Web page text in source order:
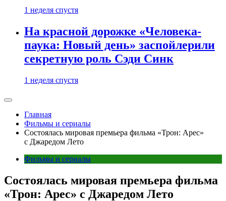
1 неделя спустя
На красной дорожке «Человека-
паука: Новый день» заспойлерили
секретную роль Сэди Синк
1 неделя спустя
Главная
Фильмы и сериалы
Состоялась мировая премьера фильма «Трон: Арес»
с Джаредом Лето
Фильмы и сериалы
Состоялась мировая премьера фильма
«Трон: Арес» с Джаредом Лето